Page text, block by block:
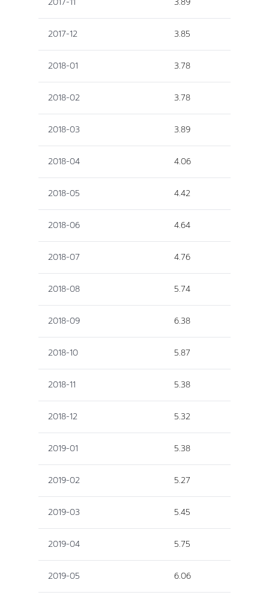
2017-12 3.85
2018-01 3.78
2018-02 3.78
2018-03 3.89
2018-04 4.06
2018-05 4.42
2018-06 4.64
2018-07 4.76
2018-08 5.74
2018-09 6.38
2018-10 5.87
2018-11 5.38
2018-12 5.32
2019-01 5.38
2019-02 5.27
2019-03 5.45
2019-04 5.75
2019-05 6.06